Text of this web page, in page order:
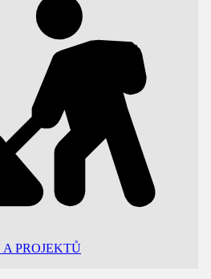
PROJEKTŮ